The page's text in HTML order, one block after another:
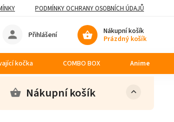
PODMÍNKY OCHRANY OSOBNÍCH ÚDAJŮ
Nákupní košík
Prázdný košík
Přihlášení
kočka COMBO BOX Anime
Nákupní košík